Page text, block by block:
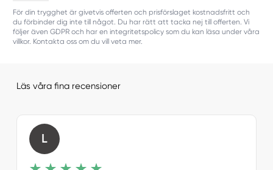
För din trygghet är givetvis offerten och prisförslaget kostnadsfritt och
du förbinder dig inte till något. Du har rätt att tacka nej till offerten. Vi
följer även GDPR och har en integritetspolicy som du kan läsa under våra
villkor. Kontakta oss om du vill veta mer.
Läs våra fina recensioner
L